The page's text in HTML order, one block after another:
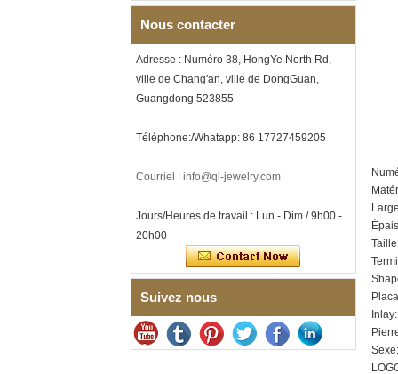
hommes sur le thème de la
musique, gravure laser
OEM ODM, vente en gros d'
Bracelet à maillons I en acier
inoxydable 304 en
pour hommes, fermoir
déployant à double poussée
thérapeutiques avec pierres
céramique bleu saphir,
bracelet à maillons fins
certifié EN1811 avec fermoir
à double pression sans
Bague en carbure de
tungstène à facettes
Nous contacter
Adresse : Numéro 38, HongYe North Rd,
ville de Chang'an, ville de DongGuan,
Guangdong 523855
Téléphone:/Whatapp: 86 17727459205
Courriel : info@ql-jewelry.com
Jours/Heures de travail : Lun - Dim / 9h00 -
20h00
Suivez nous